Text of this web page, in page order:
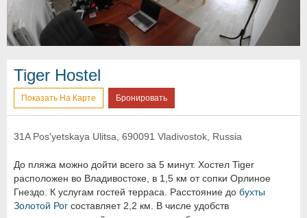
Tiger Hostel
Показать На Карте Бронировать
31A Pos'yetskaya Ulitsa, 690091 Vladivostok, Russia
До пляжа можно дойти всего за 5 минут. Хостел Tiger
расположен во Владивостоке, в 1,5 км от сопки Орлиное
Гнездо. К услугам гостей терраса. Расстояние до бухты
Золотой Рог составляет 2,2 км. В числе удобств